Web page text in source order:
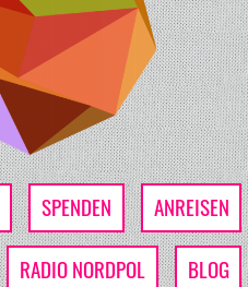
SPENDEN
ANREISEN
RADIO NORDPOL
BLOG